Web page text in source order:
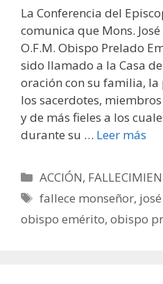
La Conferencia del
comunica que Mons.
O.F.M. Obispo Prelado
sido llamado a la Casa
oración con su familia,
los sacerdotes,
y de más fieles a los
durante su … Leer más
Categorías
ACCIÓN,
Etiquetas
fallece monseñor,
obispo emérito, obispo